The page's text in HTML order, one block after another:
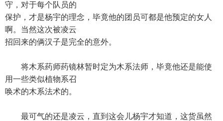
守，对于每个队员的
保护，才是杨宇的理念，毕竟他的团员可都是他预定的女人
啊。当然这次被凌云
招回来的俩汉子是完全的意外。
将木系药师药镜林暂时定为木系法师，毕竟他还是能使
用一些类似植物系召
唤术的木系法术的。
最可气的还是凌云，直到这会儿杨宇才知道，这货虽然